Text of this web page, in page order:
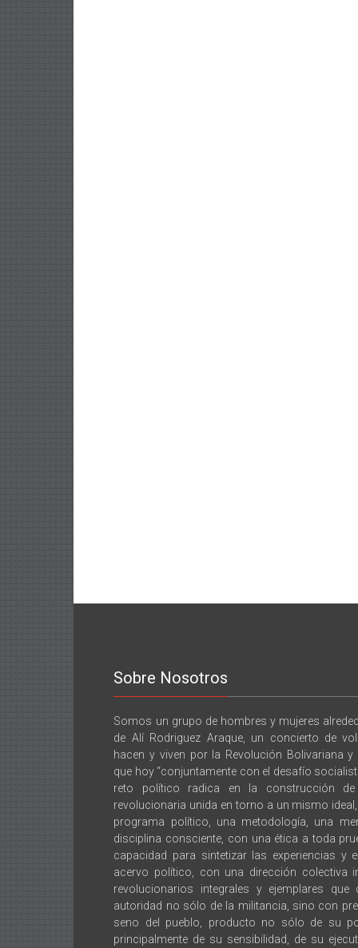
Sobre Nosotros
Somos un grupo de hombres y mujeres
de Alí Rodriguez Araque, un concierto de
hacen y viven por la Revolución Bolivariana y
que hoy “conjuntamente con el desafío
reto político radica en la construcción de
revolucionaria unida en torno a un mismo
programa político, una metodología, una
disciplina consciente, con una ética a toda
capacidad para sintetizar las experiencias y
acervo político, con una dirección colectiva
revolucionarios integrales y ejemplares que
autoridad no sólo de la militancia, sino con
seno del pueblo, producto no sólo de su
principalmente de su sensibilidad, de su